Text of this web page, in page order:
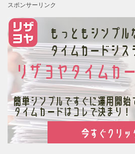
スポンサーリンク